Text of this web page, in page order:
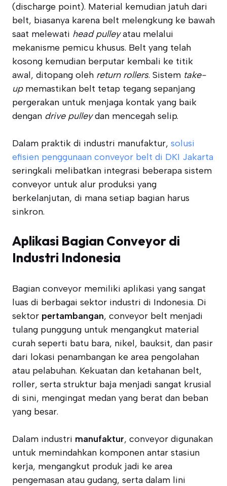
(discharge point). Material kemudian jatuh dari
belt, biasanya karena belt melengkung ke bawah
saat melewati head pulleyatau melalui
mekanisme pemicu khusus. Belt yang telah
kosong kemudian berputar kembali ke titik
awal, ditopang oleh return rollers. Sistem take-
upmemastikan belt tetap tegang sepanjang
pergerakan untuk menjaga kontak yang baik
dengan drive pulleydan mencegah selip.
Dalam praktik di industri manufaktur, solusi
efisien penggunaan conveyor belt di DKI Jakarta
seringkali melibatkan integrasi beberapa sistem
conveyor untuk alur produksi yang
berkelanjutan, di mana setiap bagian harus
sinkron.
Aplikasi Bagian Conveyor di
Industri Indonesia
Bagian conveyor memiliki aplikasi yang sangat
luas di berbagai sektor industri di Indonesia. Di
sektor pertambangan, conveyor belt menjadi
tulang punggung untuk mengangkut material
curah seperti batu bara, nikel, bauksit, dan pasir
dari lokasi penambangan ke area pengolahan
atau pelabuhan. Kekuatan dan ketahanan belt,
roller, serta struktur baja menjadi sangat krusial
di sini, mengingat medan yang berat dan beban
yang besar.
Dalam industri manufaktur, conveyor digunakan
untuk memindahkan komponen antar stasiun
kerja, mengangkut produk jadi ke area
pengemasan atau gudang, serta dalam lini